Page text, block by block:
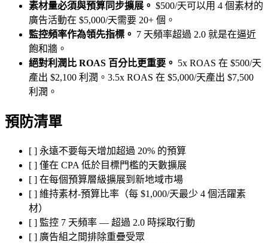
素材量必須與預算同步擴展。 $500/天可以用 4 個素材的
廣告活動在 $5,000/天需要 20+ 個。
監控頻率作為領先指標。 7 天頻率超過 2.0 就是在逼近
飽和牆。
絕對利潤比 ROAS 百分比更重要。 5x ROAS 在 $500/天
產出 $2,100 利潤。3.5x ROAS 在 $5,000/天產出 $7,500
利潤。
預防清單
[ ] 永遠不要每天增加超過 20% 的預算
[ ] 僅在 CPA 低於目標門檻的天數擴展
[ ] 在每個預算層級擴展到新地域市場
[ ] 維持素材-預算比率（每 $1,000/天最少 4 個活躍素
材）
[ ] 監控 7 天頻率 — 超過 2.0 時採取行動
[ ] 廣告組之間排除重疊受眾